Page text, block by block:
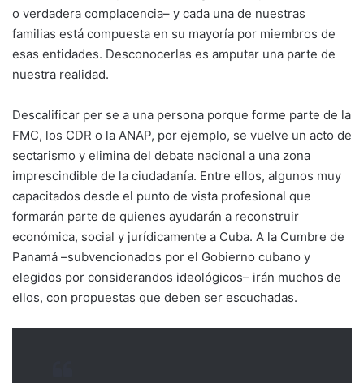
o verdadera complacencia– y cada una de nuestras
familias está compuesta en su mayoría por miembros de
esas entidades. Desconocerlas es amputar una parte de
nuestra realidad.
Descalificar per se a una persona porque forme parte de la
FMC, los CDR o la ANAP, por ejemplo, se vuelve un acto de
sectarismo y elimina del debate nacional a una zona
imprescindible de la ciudadanía. Entre ellos, algunos muy
capacitados desde el punto de vista profesional que
formarán parte de quienes ayudarán a reconstruir
económica, social y jurídicamente a Cuba. A la Cumbre de
Panamá –subvencionados por el Gobierno cubano y
elegidos por considerandos ideológicos– irán muchos de
ellos, con propuestas que deben ser escuchadas.